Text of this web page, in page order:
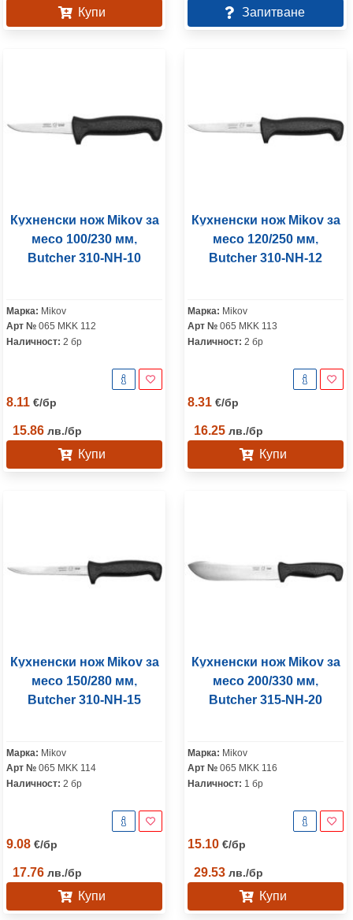
Купи Запитване
Кухненски нож Mikov за
месо 100/230 мм,
Butcher 310-NH-10
Марка: Mikov
Арт № 065 MKK 112
Наличност: 2 бр
8.11 €/бр
15.86 лв./бр
Купи
Кухненски нож Mikov за
месо 120/250 мм,
Butcher 310-NH-12
Марка: Mikov
Арт № 065 MKK 113
Наличност: 2 бр
8.31 €/бр
16.25 лв./бр
Купи
Кухненски нож Mikov за
месо 150/280 мм,
Butcher 310-NH-15
Марка: Mikov
Арт № 065 MKK 114
Наличност: 2 бр
9.08 €/бр
17.76 лв./бр
Купи
Кухненски нож Mikov за
месо 200/330 мм,
Butcher 315-NH-20
Марка: Mikov
Арт № 065 MKK 116
Наличност: 1 бр
15.10 €/бр
29.53 лв./бр
Купи